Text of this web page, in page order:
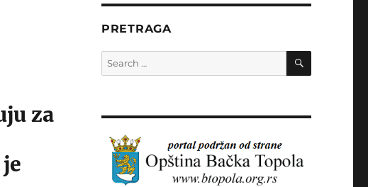
za
PRETRAGA
Search
for:
SEARCH